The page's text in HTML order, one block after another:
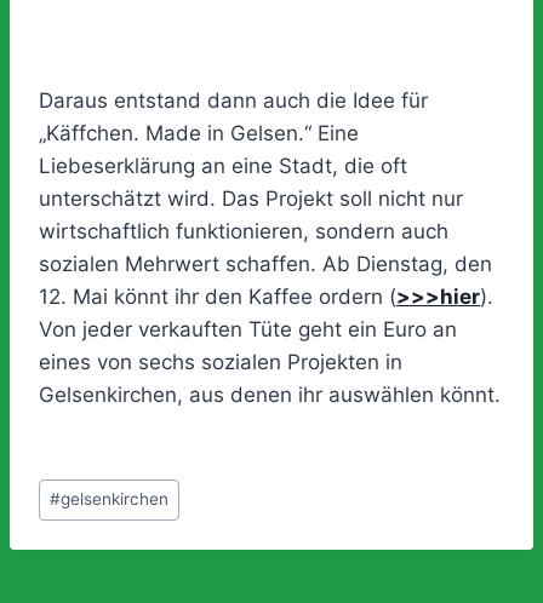
Daraus entstand dann auch die Idee für
„Käffchen. Made in Gelsen.“ Eine
Liebeserklärung an eine Stadt, die oft
unterschätzt wird. Das Projekt soll nicht nur
wirtschaftlich funktionieren, sondern auch
sozialen Mehrwert schaffen. Ab Dienstag, den
12. Mai könnt ihr den Kaffee ordern (>>>hier).
Von jeder verkauften Tüte geht ein Euro an
eines von sechs sozialen Projekten in
Gelsenkirchen, aus denen ihr auswählen könnt.
Schlagworte:
#gelsenkirchen